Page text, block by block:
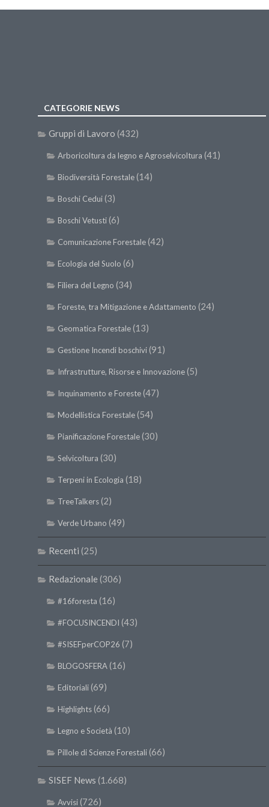
CATEGORIE NEWS
Gruppi di Lavoro (432)
Arboricoltura da legno e Agroselvicoltura (41)
Biodiversità Forestale(14)
Boschi Cedui(3)
Boschi Vetusti(6)
Comunicazione Forestale(42)
Ecologia del Suolo (6)
Filiera del Legno (34)
Foreste, tra Mitigazione e Adattamento (24)
Geomatica Forestale(13)
Gestione Incendi boschivi(91)
Infrastrutture, Risorse e Innovazione(5)
Inquinamento e Foreste(47)
Modellistica Forestale(54)
Pianificazione Forestale(30)
Selvicoltura (30)
Terpeni in Ecologia (18)
TreeTalkers(2)
Verde Urbano (49)
Recenti (25)
Redazionale (306)
#16foresta (16)
#FOCUSINCENDI (43)
#SISEFperCOP26 (7)
BLOGOSFERA(16)
Editoriali(69)
Highlights(66)
Legno e Società (10)
Pillole di Scienze Forestali(66)
SISEF News (1.668)
Avvisi(726)